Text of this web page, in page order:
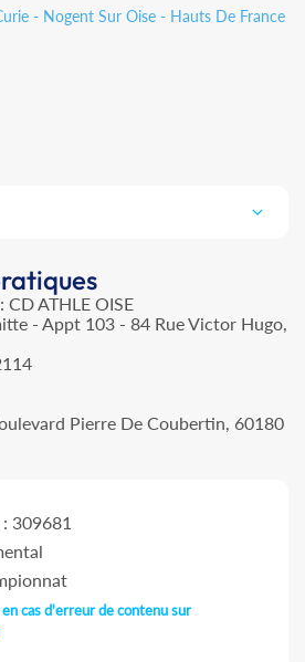
- Nogent Sur Oise - Hauts De France
CD ATHLE OISE
- Appt 103 - 84 Rue Victor Hugo,
Pierre De Coubertin, 60180
: 309681
cas d'erreur de contenu sur